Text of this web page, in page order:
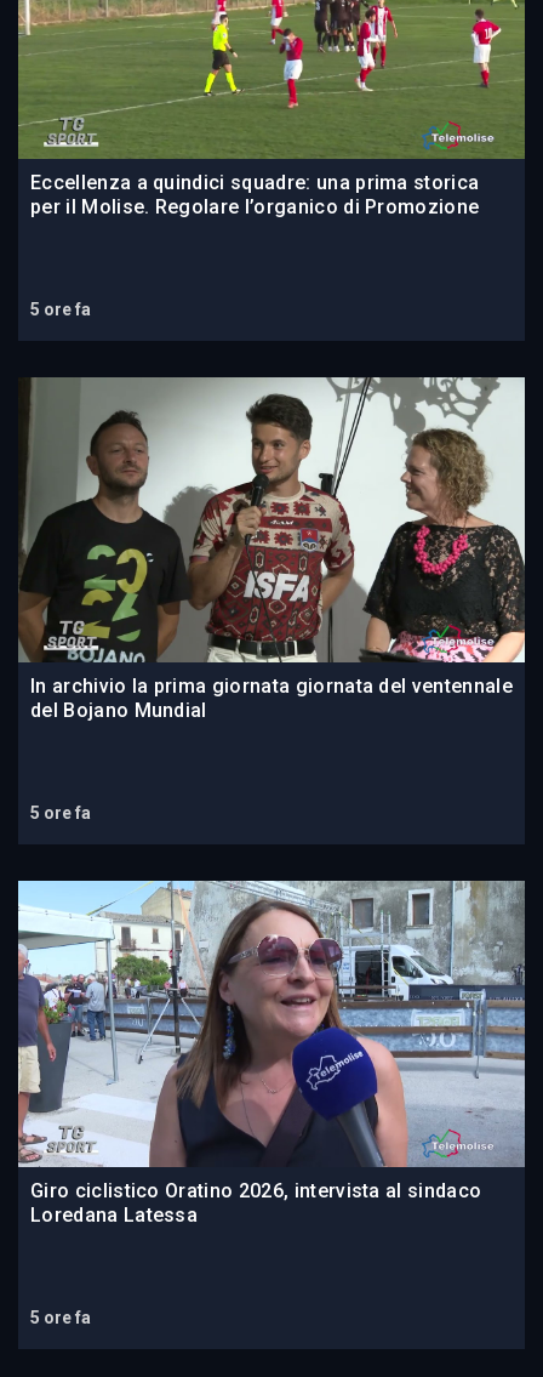
Eccellenza a quindici squadre: una prima storica
per il Molise. Regolare l’organico di Promozione
5 ore fa
In archivio la prima giornata giornata del ventennale
del Bojano Mundial
5 ore fa
Giro ciclistico Oratino 2026, intervista al sindaco
Loredana Latessa
5 ore fa